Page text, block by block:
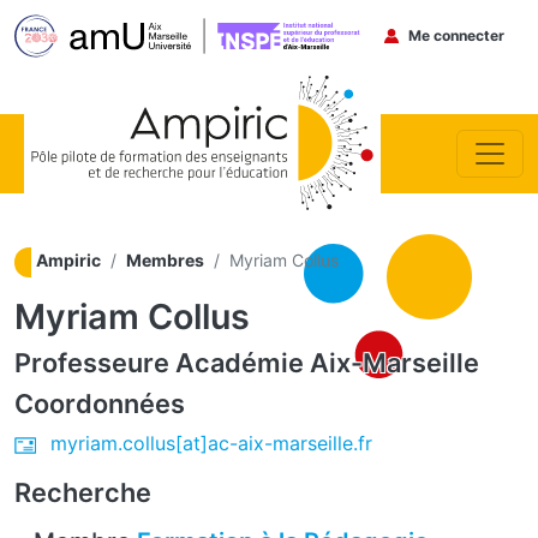
Menu du
Me connecter
Ampiric Membres Myriam Collus
Myriam Collus
Professeure Académie Aix-Marseille
Coordonnées
myriam.collus[at]ac-aix-marseille.fr
Recherche